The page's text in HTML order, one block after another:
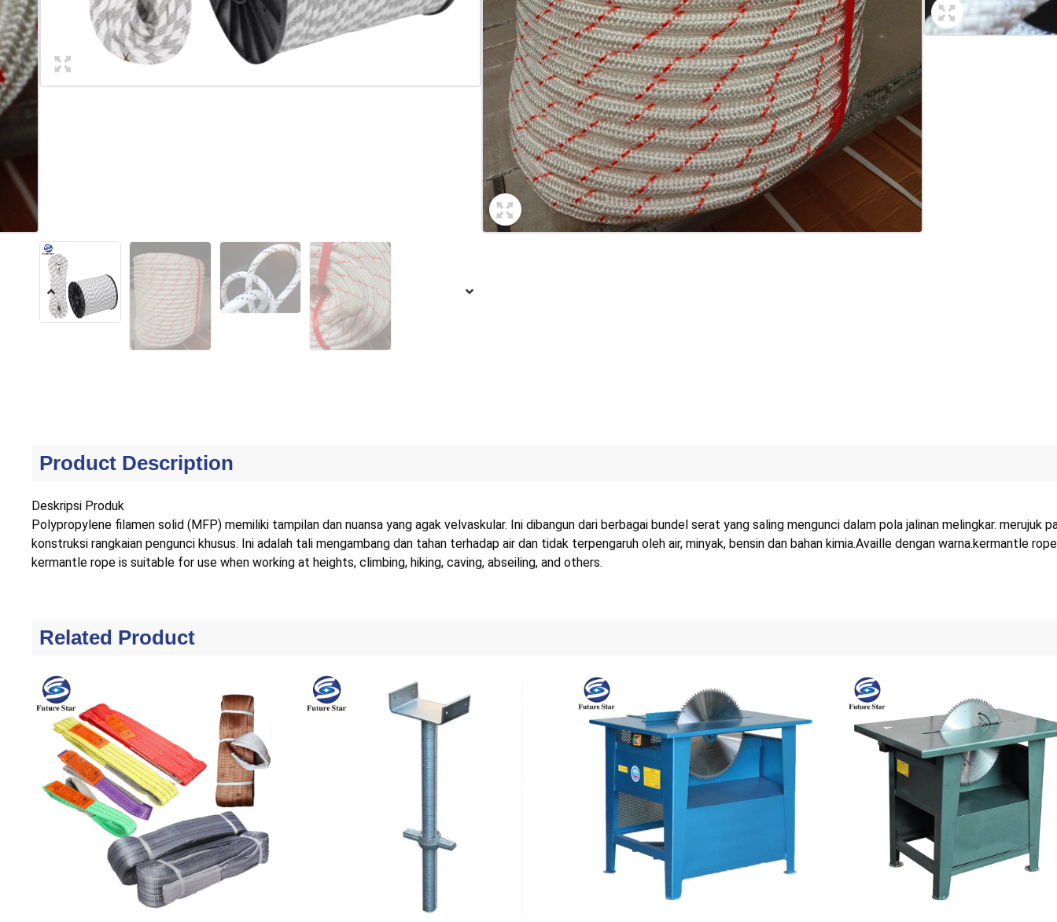
Product Description
Deskripsi Produk
Polypropylene filamen solid (MFP) memiliki tampilan dan nuansa yang agak velvaskular. Ini dibangun dari berbagai bundel serat yang saling mengunci dalam pola jalinan melingkar. merujuk
konstruksi rangkaian pengunci khusus. Ini adalah tali mengambang dan tahan terhadap air dan tidak terpengaruh oleh air, minyak, bensin dan bahan kimia.Availle dengan warna.kermantle
kermantle rope is suitable for use when working at heights, climbing, hiking, caving, abseiling, and others.
Related Product